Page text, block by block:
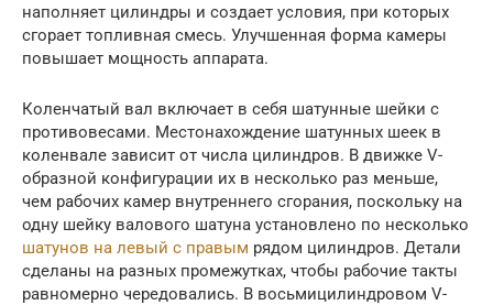
наполняет цилиндры и создает условия, при которых
сгорает топливная смесь. Улучшенная форма камеры
повышает мощность аппарата.
Коленчатый вал включает в себя шатунные шейки с
противовесами. Местонахождение шатунных шеек в
коленвале зависит от числа цилиндров. В движке V-
образной конфигурации их в несколько раз меньше,
чем рабочих камер внутреннего сгорания, поскольку на
одну шейку валового шатуна установлено по несколько
шатунов на левый с правым рядом цилиндров. Детали
сделаны на разных промежутках, чтобы рабочие такты
равномерно чередовались. В восьмицилиндровом V-